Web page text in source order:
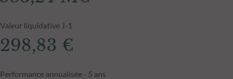
Valeur liquidative J-1
298,83 €
Performance annualisée - 5 ans